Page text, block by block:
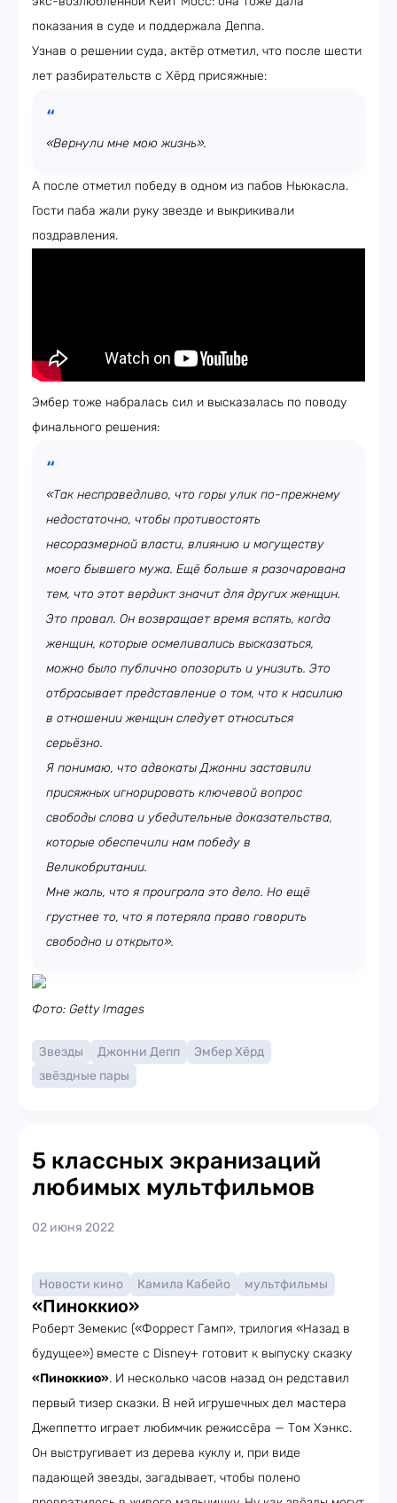
показания в суде и поддержала Деппа.
Узнав о решении суда, актёр отметил, что после шести
лет разбирательств с Хёрд присяжные:
«Вернули мне мою жизнь».
А после отметил победу в одном из пабов Ньюкасла.
Гости паба жали руку звезде и выкрикивали
поздравления.
Эмбер тоже набралась сил и высказалась по поводу
финального решения:
«Так несправедливо, что горы улик по-прежнему
недостаточно, чтобы противостоять
несоразмерной власти, влиянию и могуществу
моего бывшего мужа. Ещё больше я разочарована
тем, что этот вердикт значит для других женщин.
Это провал. Он возвращает время вспять, когда
женщин, которые осмеливались высказаться,
можно было публично опозорить и унизить. Это
отбрасывает представление о том, что к насилию
в отношении женщин следует относиться
серьёзно.
Я понимаю, что адвокаты Джонни заставили
присяжных игнорировать ключевой вопрос
свободы слова и убедительные доказательства,
которые обеспечили нам победу в
Великобритании.
Мне жаль, что я проиграла это дело. Но ещё
грустнее то, что я потеряла право говорить
свободно и открыто».
Фото: Getty Images
Звезды Джонни Депп
Эмбер Хёрд
звёздные пары
5 классных экранизаций
любимых мультфильмов
02 июня 2022
Новости кино Камила Кабейо мультфильмы
«Пиноккио»
Роберт Земекис («Форрест Гамп», трилогия «Назад в
будущее») вместе с Disney+ готовит к выпуску сказку
«Пиноккио». И несколько часов назад он редставил
первый тизер сказки. В ней игрушечных дел мастера
Джеппетто играет любимчик режиссёра — Том Хэнкс.
Он выстругивает из дерева куклу и, при виде
падающей звезды, загадывает, чтобы полено